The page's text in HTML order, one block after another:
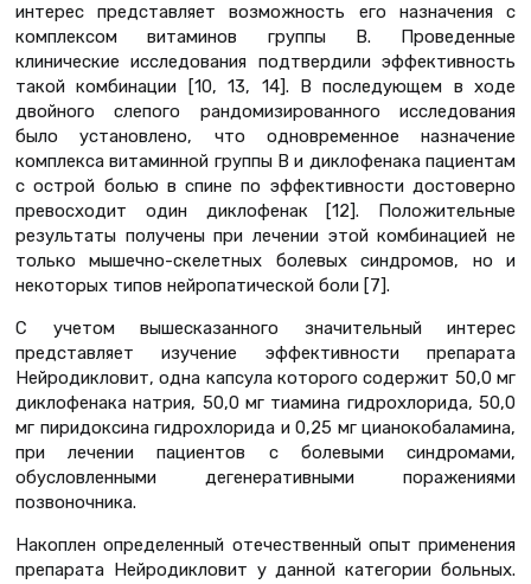
интерес представляет возможность его назначения с
комплексом витаминов группы В. Проведенные
клинические исследования подтвердили эффективность
такой комбинации [10, 13, 14]. В последующем в ходе
двойного слепого рандомизированного исследования
было установлено, что одновременное назначение
комплекса витаминной группы В и диклофенака пациентам
с острой болью в спине по эффективности достоверно
превосходит один диклофенак [12]. Положительные
результаты получены при лечении этой комбинацией не
только мышечно-скелетных болевых синдромов, но и
некоторых типов нейропатической боли [7].
С учетом вышесказанного значительный интерес
представляет изучение эффективности препарата
Нейродикловит, одна капсула которого содержит 50,0 мг
диклофенака натрия, 50,0 мг тиамина гидрохлорида, 50,0
мг пиридоксина гидрохлорида и 0,25 мг цианокобаламина,
при лечении пациентов с болевыми синдромами,
обусловленными дегенеративными поражениями
позвоночника.
Накоплен определенный отечественный опыт применения
препарата Нейродикловит у данной категории больных.